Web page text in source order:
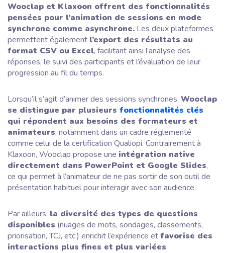
Wooclap et Klaxoon offrent des fonctionnalités
pensées pour l’animation de sessions en mode
synchrone comme asynchrone. Les deux plateformes
permettent également l’export des résultats au
format CSV ou Excel, facilitant ainsi l’analyse des
réponses, le suivi des participants et l’évaluation de leur
progression au fil du temps.
Lorsqu’il s’agit d’animer des sessions synchrones, Wooclap
se distingue par plusieurs fonctionnalités clés
qui répondent aux besoins des formateurs et
animateurs, notamment dans un cadre réglementé
comme celui de la certification Qualiopi. Contrairement à
Klaxoon, Wooclap propose une intégration native
directement dans PowerPoint et Google Slides,
ce qui permet à l’animateur de ne pas sortir de son outil de
présentation habituel pour interagir avec son audience.
Par ailleurs, la diversité des types de questions
disponibles (nuages de mots, sondages, classements,
priorisation, TCJ, etc.) enrichit l’expérience etfavorise des
interactions plus fines et plus variées.